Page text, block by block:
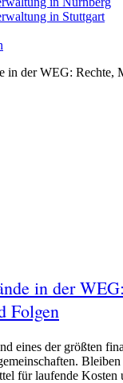
in Stuttgart
in der
Folgen
eines der größten
für laufende Kosten